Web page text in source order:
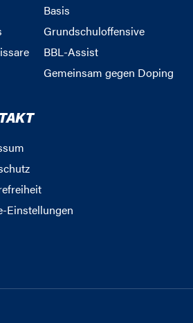
Basis
Grundschuloffensive
BBL-Assist
Gemeinsam gegen Doping
Einstellungen